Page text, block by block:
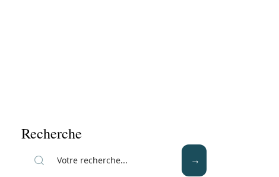
Recherche